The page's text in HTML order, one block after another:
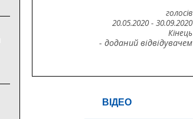
голосів
20.05.2020- 30.09.2020
Кінець
- доданий відвідувачем
ВІДЕО